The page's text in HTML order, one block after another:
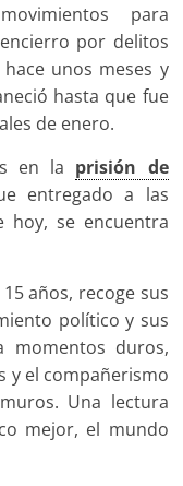
para
por delitos
unos meses y
hasta que fue
de enero.
en la prisión de
entregado a las
hoy, se encuentra
años, recoge sus
político y sus
momentos duros,
y el compañerismo
Una lectura
mejor, el mundo